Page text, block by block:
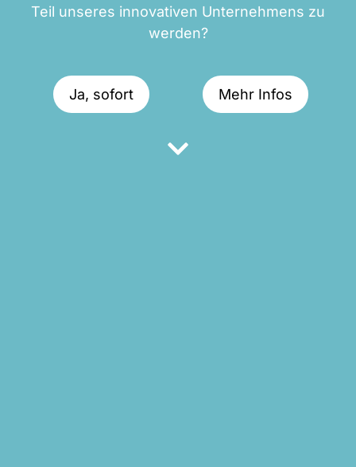
Teil unseres innovativen Unternehmens zu
werden?
Ja, sofort Mehr Infos